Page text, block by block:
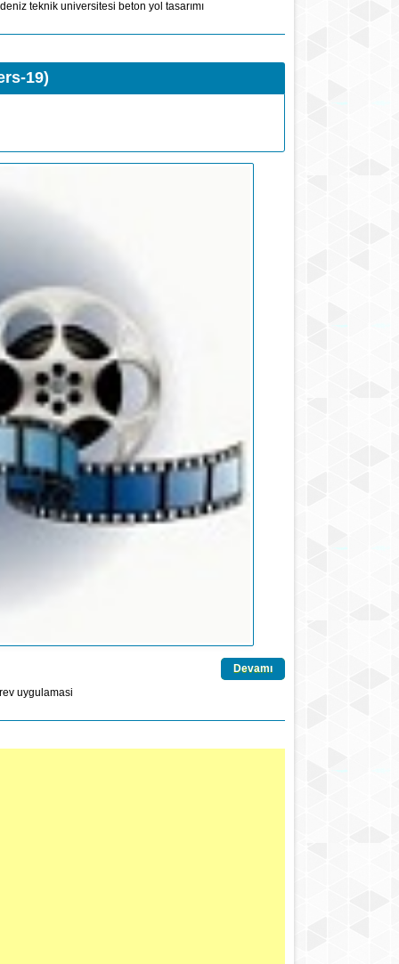
teknik universitesi beton yol tasarımı
19)
Devamı
uygulamasi